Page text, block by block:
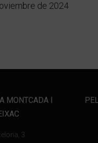
de 2024
MONTCADA I
3